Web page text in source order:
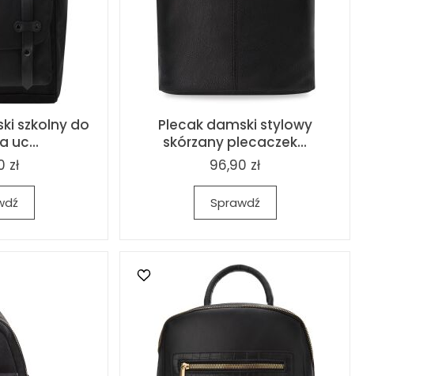
szkolny do
uc...
zł
Plecak damski stylowy
skórzany plecaczek...
96,90 zł
Sprawdź